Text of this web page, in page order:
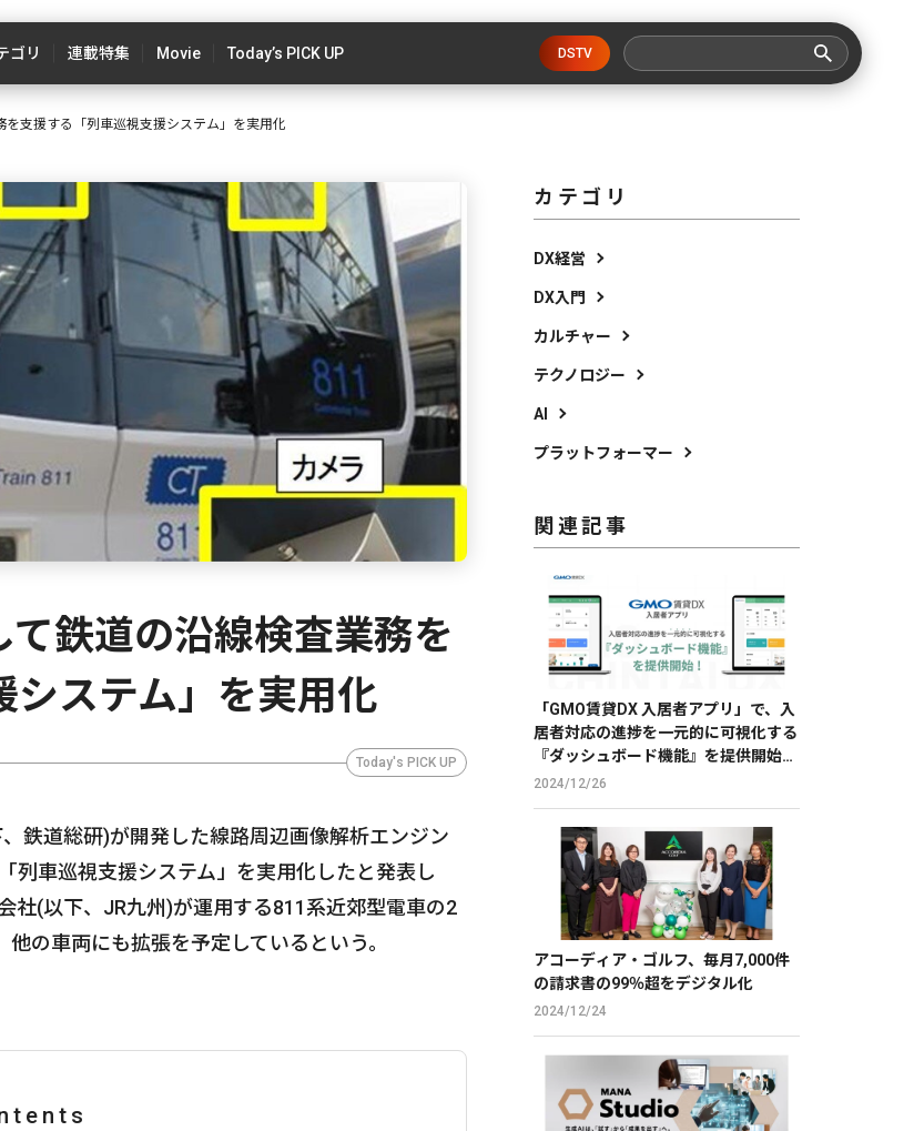
ゴリ 連載特集 Movie Today’s PICK UP DSTV
支援する「列車巡視支援システム」を実用化
鉄道の沿線検査業務を
システム」を実用化
Today's PICK UP
鉄道総研)が開発した線路周辺画像解析エンジン
列車巡視支援システム」を実用化したと発表し
社(以下、JR九州)が運用する811系近郊型電車の2
の車両にも拡張を予定しているという。
カテゴリ
DX経営
DX入門
カルチャー
テクノロジー
AI
プラットフォーマー
関連記事
「GMO賃貸DX 入居者アプリ」で、入
居者対応の進捗を一元的に可視化する
『ダッシュボード機能』を提供開始
【GMO ReTech】
2024/12/26
アコーディア・ゴルフ、毎月7,000件
の請求書の99％超をデジタル化
2024/12/24